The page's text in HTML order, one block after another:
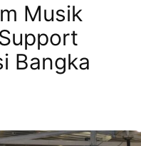
Musik
Bangka